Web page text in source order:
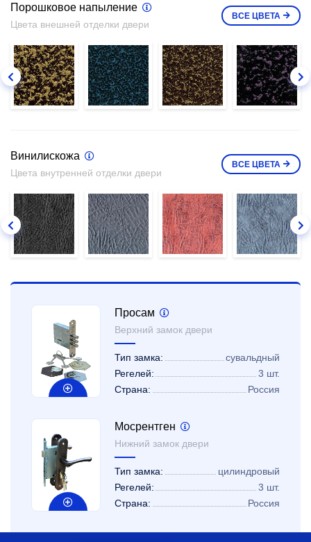
Порошковое напыление
Цвета внешней отделки двери
ВСЕ ЦВЕТА
Винилискожа
Цвета внутренней отделки двери
ВСЕ ЦВЕТА
Просам
Верхний замок двери
Тип замка:
сувальдный
Регелей:
3 шт.
Страна:
Россия
Мосрентген
Нижний замок двери
Тип замка:
цилиндровый
Регелей:
3 шт.
Страна:
Россия